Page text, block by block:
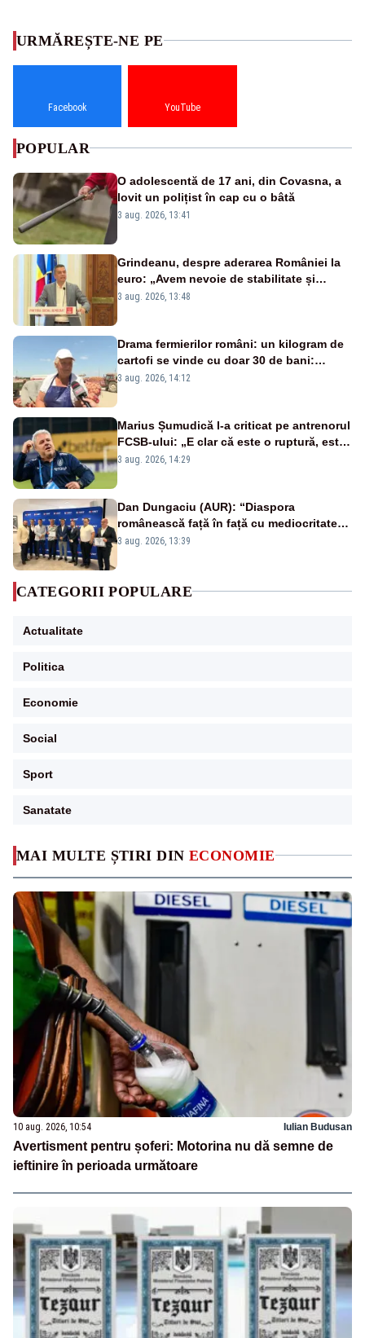
MAI MULTE ȘTIRI DIN ECONOMIE
10 aug. 2026, 10:54 Iulian Budusan
Avertisment pentru șoferi: Motorina nu dă semne de
ieftinire în perioada următoare
URMĂREȘTE-NE PE
Facebook YouTube
POPULAR
O adolescentă de 17 ani, din Covasna, a
lovit un polițist în cap cu o bâtă
3 aug. 2026, 13:41
Grindeanu, despre aderarea României la
euro: „Avem nevoie de stabilitate și
creștere economică”
3 aug. 2026, 13:48
Drama fermierilor români: un kilogram de
cartofi se vinde cu doar 30 de bani:
„Prețul carburanților ne distruge!”
3 aug. 2026, 14:12
Marius Șumudică l-a criticat pe antrenorul
FCSB-ului: „E clar că este o ruptură, este
o fractură acolo”
3 aug. 2026, 14:29
Dan Dungaciu (AUR): “Diaspora
românească față în față cu mediocritatea
statului român”
3 aug. 2026, 13:39
CATEGORII POPULARE
Actualitate
Politica
Economie
Social
Sport
Sanatate